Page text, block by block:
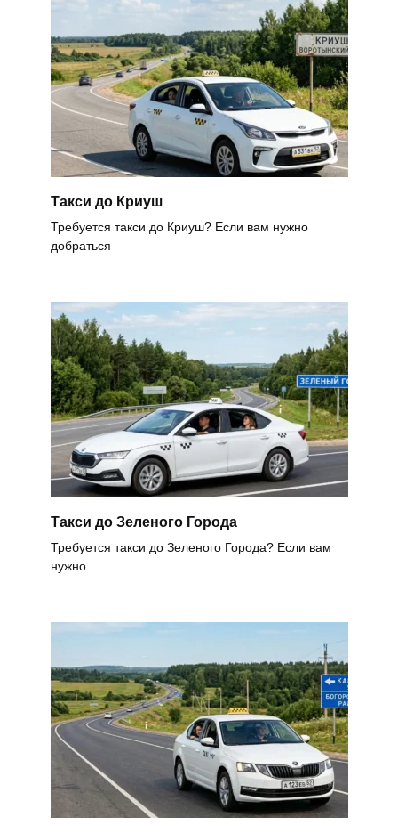
Такси до Криуш
Требуется такси до Криуш? Если вам нужно
добраться
Такси до Зеленого Города
Требуется такси до Зеленого Города? Если вам
нужно